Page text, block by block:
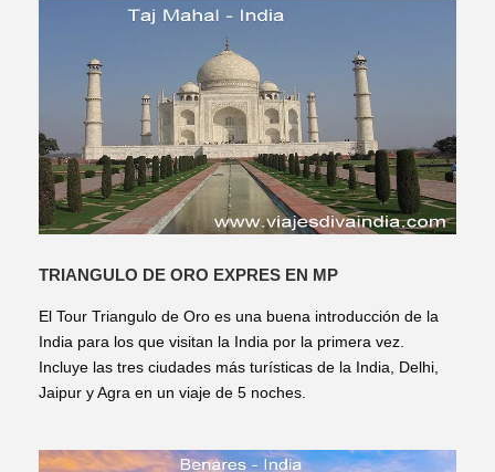
TRIANGULO DE ORO EXPRES EN MP
El Tour Triangulo de Oro es una buena introducción de la
India para los que visitan la India por la primera vez.
Incluye las tres ciudades más turísticas de la India, Delhi,
Jaipur y Agra en un viaje de 5 noches.